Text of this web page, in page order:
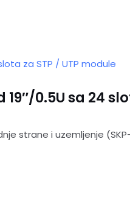
0.5U sa 24
strane i uzemljenje